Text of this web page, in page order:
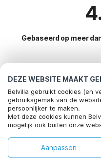
DEZE WEBSITE MAAKT
Belvilla gebruikt cookies (en
gebruiksgemak van de
persoonlijker te maken.
Met deze cookies kunnen
mogelijk ook buiten onze
social media.
Door op "accepteren" te
Aanpassen
Gebaseerd op meer
Meest populaire
vakantie
Top steden met top
Vakantie appartementen schabs
Vakantiehuis in skigebied
Vakantiehuis in skigebied st-
Populaire voorzieningen
Vakantie met hond -
Populaire steden voor